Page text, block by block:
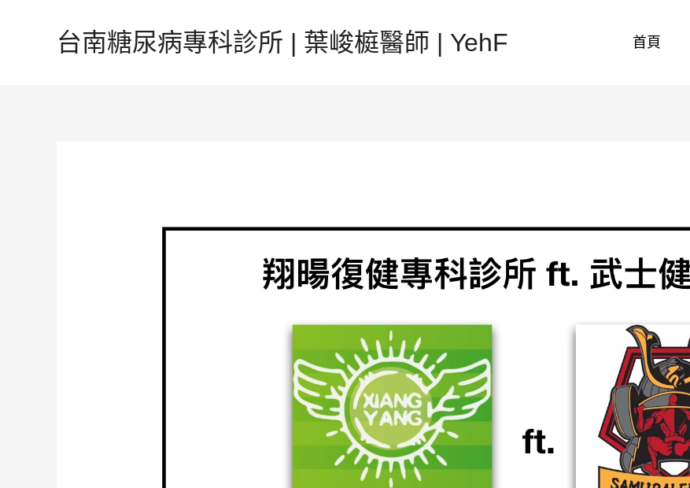
台南糖尿病專科診所 | 葉峻榳醫師 | YehF 首頁